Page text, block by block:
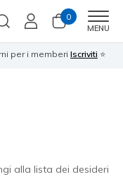
0
MENU
per i memberi Iscriviti ⭐
alla lista dei desideri